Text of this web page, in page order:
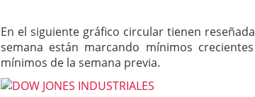
En el siguiente gráfico circular tienen
semana están marcando mínimos
mínimos de la semana previa.